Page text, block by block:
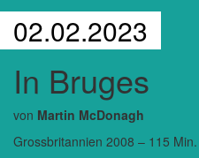
02.02.2023
In Bruges
von Martin McDonagh
Grossbritannien 2008 – 115